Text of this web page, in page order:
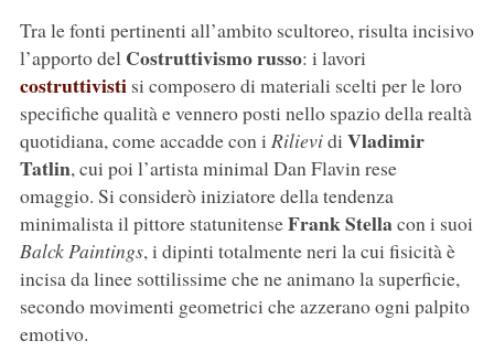
Tra le fonti pertinenti all’ambito scultoreo, risulta incisivo
l’apporto del Costruttivismo russo: i lavori
costruttivistisi composero di materiali scelti per le loro
specifiche qualità e vennero posti nello spazio della realtà
quotidiana, come accadde con i Rilievidi Vladimir
Tatlin, cui poi l’artista minimal Dan Flavin rese
omaggio. Si considerò iniziatore della tendenza
minimalista il pittore statunitenseFrank Stellacon i suoi
Balck Paintings, i dipinti totalmente neri la cui fisicità è
incisa da linee sottilissime che ne animano la superficie,
secondo movimenti geometrici che azzerano ogni palpito
emotivo.